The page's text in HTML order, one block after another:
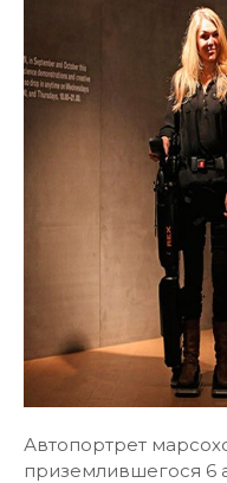
Автопортрет
приземлившегося 6